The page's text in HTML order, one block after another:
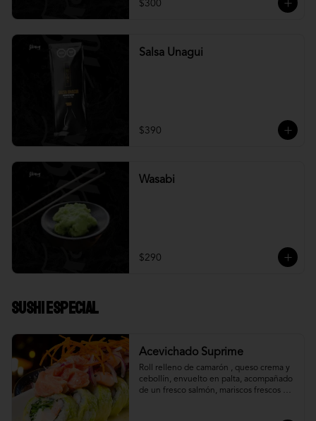
$300
Salsa Unagui
$390
Wasabi
$290
Sushi Especial
Acevichado Suprime
Roll relleno de camarón , queso crema y
cebollín, envuelto en palta, acompañado
de un fresco salmón, mariscos frescos en